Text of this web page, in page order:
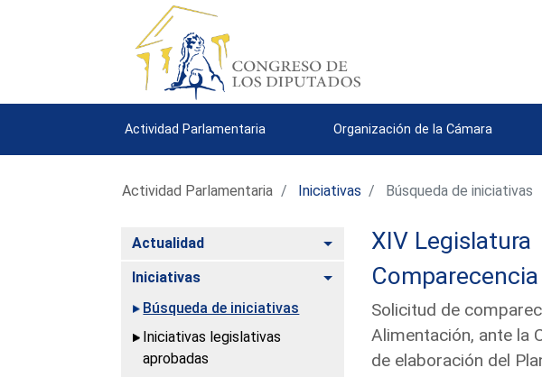
Actividad Parlamentaria Organización de la Cámara
Actividad Parlamentaria Iniciativas Búsqueda de iniciativas
Actualidad Alternar
Iniciativas
Alternar
Búsqueda de iniciativas
Iniciativas legislativas
aprobadas
XIV Legislatura
Solicitud de
Alimentación, ante la
de elaboración del